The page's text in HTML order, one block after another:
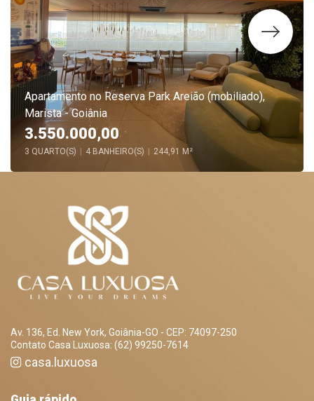
Apartamento no Reserva Park Areião (mobiliado),
Marista - Goiânia
3.550.000,00
3 QUARTO(S) 4 BANHEIRO(S) 244,91 M²
Av. 136, Ed. New York, Goiânia-GO - CEP: 74097-250
Contato Casa Luxuosa: (62) 99250-7614
casa.luxuosa